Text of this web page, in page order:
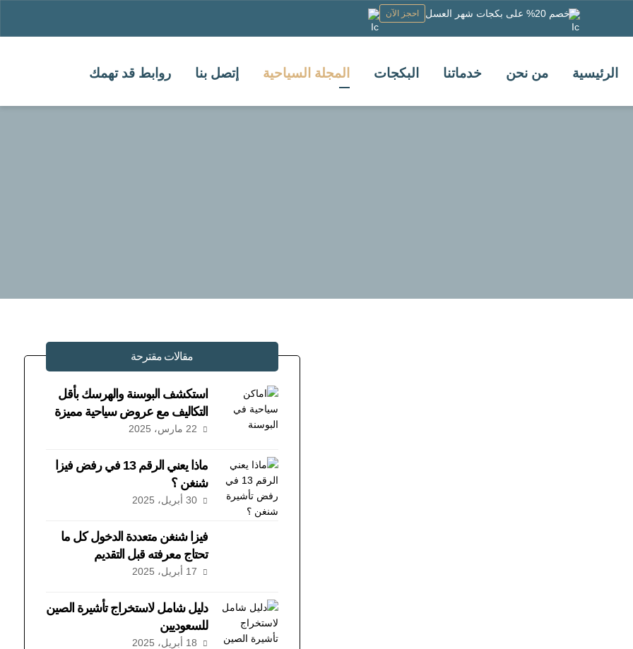
خصم 20% على بكجات شهر العسل احجز الآن
الرئيسية من نحن خدماتنا البكجات المجلة السياحية إتصل بنا روابط قد تهمك
مقالات مقترحة
استكشف البوسنة والهرسك بأقل
التكاليف مع عروض سياحية مميزة
22 مارس، 2025
ماذا يعني الرقم 13 في رفض فيزا
شنغن ؟
30 أبريل، 2025
فيزا شنغن متعددة الدخول كل ما
تحتاج معرفته قبل التقديم
17 أبريل، 2025
دليل شامل لاستخراج تأشيرة الصين
للسعوديين
18 أبريل، 2025